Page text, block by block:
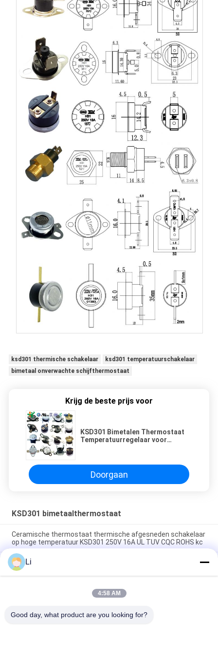
ksd301 thermische schakelaar
ksd301 temperatuurschakelaar
bimetaal onverwachte schijfthermostaat
Krijg de beste prijs voor
KSD301 Bimetalen Thermostaat
Temperatuurregelaar voor
Rating
Doorgaan
KSD301 bimetaalthermostaat
Ceramische thermostaat thermische afgesneden schakelaar
op hoge temperatuur KSD301 250V 16A UL TUV CQC ROHS kc
De bimetaalthermostaten van de Schijf Onverwachte Actie,
lage temperatuur beperkten controleschakelaar H31 250V 10
13C
Onverwachte Actietype KSD301 Bimetaalthermostaatac
Li
4:58 AM
Good day, what product are you looking for?